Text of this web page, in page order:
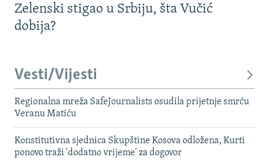
Zelenski stigao u Srbiju, šta Vučić
dobija?
Vesti/Vijesti
Regionalna mreža SafeJournalists osudila prijetnje smrću
Veranu Matiću
Konstitutivna sjednica Skupštine Kosova odložena, Kurti
ponovo traži 'dodatno vrijeme' za dogovor